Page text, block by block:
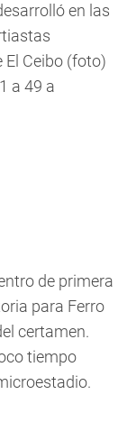
en las
El Ceibo (foto)
a 49 a
de primera
para Ferro
certamen.
tiempo